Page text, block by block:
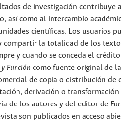
de investigación contribuye
así como al intercambio
científicas. Los usuarios
compartir la totalidad de los
y cuando se conceda el
Función como fuente original de
de copia o distribución de
derivación o transformación
de los autores y del editor de
son publicados en acceso